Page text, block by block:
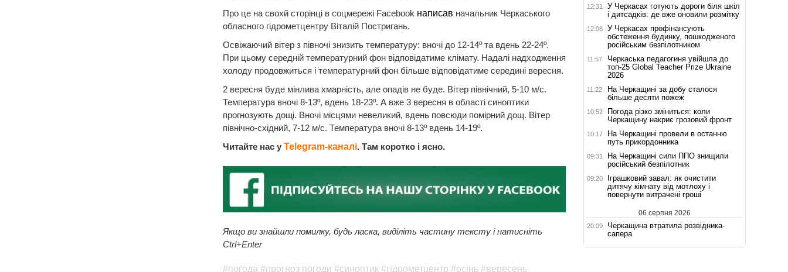
Про це на свохй сторінці в соцмережі Facebook написав начальник Черкаського
обласного гідрометцентру Віталій Постригань.
Освіжаючий вітер з півночі знизить температуру: вночі до 12-14º та вдень 22-24º.
При цьому середній температурний фон відповідатиме клімату. Надалі надходження
холоду продовжиться і температурний фон більше відповідатиме середині вересня.
2 вересня буде мінлива хмарність, але опадів не буде. Вітер північний, 5-10 м/с.
Температура вночі 8-13º, вдень 18-23º. А вже 3 вересня в області синоптики
прогнозують дощі. Вночі місцями невеликий, вдень повсюди помірний дощ. Вітер
північно-східний, 7-12 м/с. Температура вночі 8-13º вдень 14-19º.
Читайте нас у Telegram-каналі. Там коротко і ясно.
Якщо ви знайшли помилку, будь ласка, виділіть частину тексту і натисніть
Ctrl+Enter
#погода #прогноз погоди #синоптик #гідрометцентр #осінь #вересень
12:31
У Черкасах готують дороги біля шкіл
і дитсадків: де вже оновили розмітку
12:08
У Черкасах профінансують
обстеження будинку, пошкодженого
російським безпілотником
11:57
Черкаська педагогиня увійшла до
топ-25 Global Teacher Prize Ukraine
2026
11:22
На Черкащині за добу сталося
більше десяти пожеж
10:52
Погода різко зміниться: коли
Черкащину накриє грозовий фронт
10:17
На Черкащині провели в останню
путь прикордонника
09:31
На Черкащині сили ППО знищили
російський безпілотник
09:20
Іграшковий завал: як очистити
дитячу кімнату від мотлоху і
повернути витрачені гроші
06 серпня 2026
20:09
Черкащина втратила розвідника-
сапера